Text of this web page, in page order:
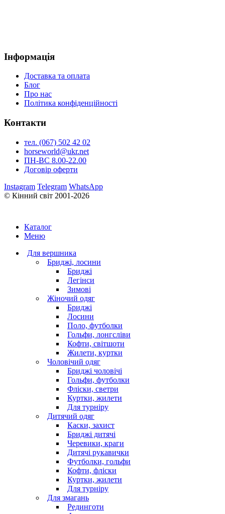
Інформація
Доставка та оплата
Блог
Про нас
Політика конфіденційності
Контакти
тел. (067) 502 42 02
horseworld@ukr.net
ПН-ВС 8.00-22.00
Договір оферти
Instagram Telegram WhatsApp
© Кінний світ 2001-2026
Каталог
Меню
Для вершника
Бриджі, лосини
Бриджі
Легінси
Зимові
Жіночий одяг
Бриджі
Лосини
Поло, футболки
Гольфи, лонгсліви
Кофти, світшоти
Жилети, куртки
Чоловічий одяг
Бриджі чоловічі
Гольфи, футболки
Фліски, светри
Куртки, жилети
Для турніру
Дитячий одяг
Каски, захист
Бриджі дитячі
Черевики, краги
Дитячі рукавички
Футболки, гольфи
Кофти, фліски
Куртки, жилети
Для турніру
Для змагань
Рединготи